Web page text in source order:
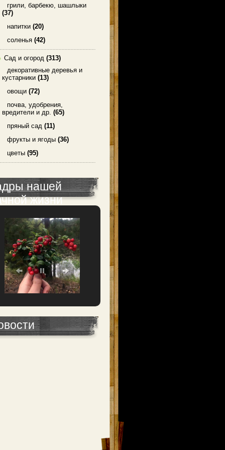
грили, барбекю, шашлыки
(37)
напитки (20)
соленья (42)
Сад и огород (313)
декоративные деревья и
кустарники (13)
овощи (72)
почва, удобрения,
вредители и др. (65)
пряный сад (11)
фрукты и ягоды (36)
цветы (95)
нашей
жизни